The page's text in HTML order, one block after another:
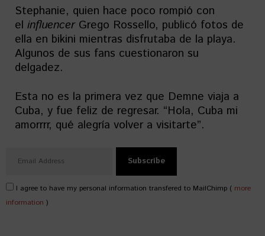
Stephanie, quien hace poco rompió con
el influencerGrego Rossello, publicó fotos de
ella en bikini mientras disfrutaba de la playa.
Algunos de sus fans cuestionaron su
delgadez.
Esta no es la primera vez que Demne viaja a
Cuba, y fue feliz de regresar. “Hola, Cuba mi
amorrrr, qué alegría volver a visitarte”.
I agree to have my personal information transfered to MailChimp ( more
information )